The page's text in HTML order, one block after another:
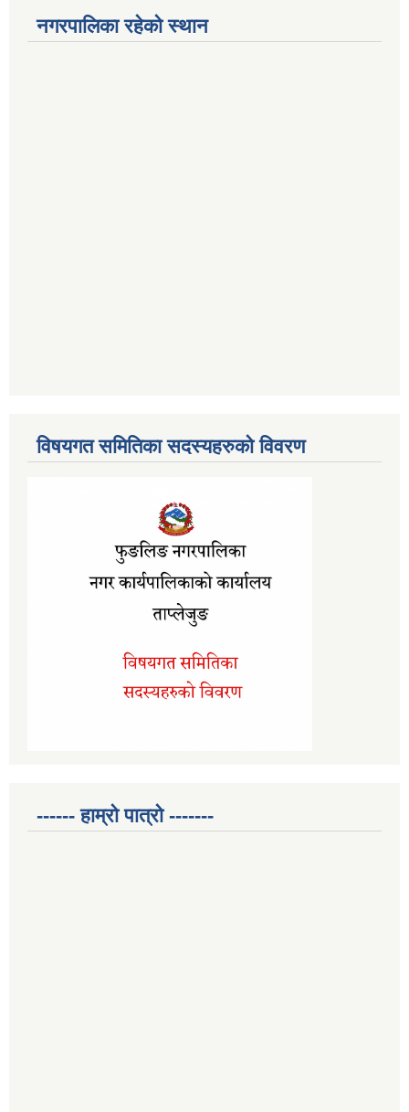
नगरपालिका रहेको स्थान
विषयगत समितिका सदस्यहरुको विवरण
------ हाम्रो पात्रो -------